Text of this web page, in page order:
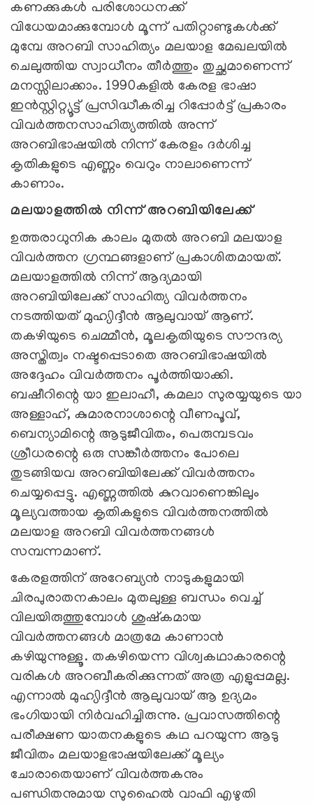
കണക്കുകൾ പരിശോധനക്ക്
വിധേയമാക്കുമ്പോൾ മൂന്ന് പതിറ്റാണ്ടുകൾക്ക്
മുമ്പേ അറബി സാഹിത്യം മലയാള മേഖലയിൽ
ചെലുത്തിയ സ്വാധീനം തീർത്തും തുച്ഛമാണെന്ന്
മനസ്സിലാക്കാം. 1990കളിൽ കേരള ഭാഷാ
ഇൻസ്റ്റിറ്റ്യൂട്ട് പ്രസിദ്ധീകരിച്ച റിപ്പോർട്ട് പ്രകാരം
വിവർത്തനസാഹിത്യത്തിൽ അന്ന്
അറബിഭാഷയിൽ നിന്ന് കേരളം ദർശിച്ച
കൃതികളുടെ എണ്ണം വെറും നാലാണെന്ന്
കാണാം.
മലയാളത്തിൽ നിന്ന് അറബിയിലേക്ക്
ഉത്തരാധുനിക കാലം മുതൽ അറബി മലയാള
വിവർത്തന ഗ്രന്ഥങ്ങളാണ് പ്രകാശിതമായത്.
മലയാളത്തിൽ നിന്ന് ആദ്യമായി
അറബിയിലേക്ക് സാഹിത്യ വിവർത്തനം
നടത്തിയത് മുഹ്യിദ്ദീൻ ആലുവായ് ആണ്.
തകഴിയുടെ ചെമ്മീൻ, മൂലകൃതിയുടെ സൗന്ദര്യ
അസ്തിത്വം നഷ്ടപ്പെടാതെ അറബിഭാഷയിൽ
അദ്ദേഹം വിവർത്തനം പൂർത്തിയാക്കി.
ബഷീറിന്റെ യാ ഇലാഹീ, കമലാ സുരയ്യയുടെ യാ
അള്ളാഹ്, കുമാരനാശാന്റെ വീണപൂവ്,
ബെന്യാമിന്റെ ആടുജീവിതം, പെരുമ്പടവം
ശ്രീധരന്റെ ഒരു സങ്കീർത്തനം പോലെ
തുടങ്ങിയവ അറബിയിലേക്ക് വിവർത്തനം
ചെയ്യപ്പെട്ടു. എണ്ണത്തിൽ കുറവാണെങ്കിലും
മൂല്യവത്തായ കൃതികളുടെ വിവർത്തനത്തിൽ
മലയാള അറബി വിവർത്തനങ്ങൾ
സമ്പന്നമാണ്.
കേരളത്തിന് അറേബ്യൻ നാടുകളുമായി
ചിരപുരാതനകാലം മുതലുള്ള ബന്ധം വെച്ച്
വിലയിരുത്തുമ്പോൾ ശുഷ്കമായ
വിവർത്തനങ്ങൾ മാത്രമേ കാണാൻ
കഴിയുന്നുള്ളൂ. തകഴിയെന്ന വിശ്വകഥാകാരന്റെ
വരികൾ അറബീകരിക്കുന്നത് അത്ര എളുപ്പമല്ല.
എന്നാൽ മുഹ്യിദ്ദീൻ ആലുവായ് ആ ഉദ്യമം
ഭംഗിയായി നിർവഹിച്ചിരുന്നു. പ്രവാസത്തിന്റെ
പരീക്ഷണ യാതനകളുടെ കഥ പറയുന്ന ആടു
ജീവിതം മലയാളഭാഷയിലേക്ക് മൂല്യം
ചോരാതെയാണ് വിവർത്തകനും
പണ്ഡിതനുമായ സുഹൈൽ വാഫി എഴുതി